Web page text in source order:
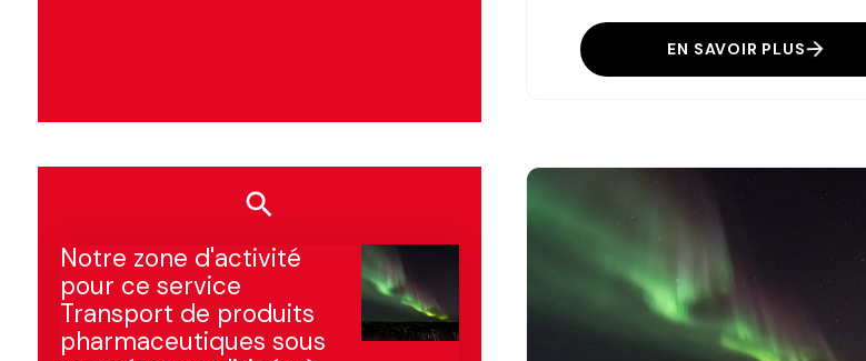
EN SAVOIR PLUS
Notre zone d'activité
pour ce service
Transport de produits
pharmaceutiques sous